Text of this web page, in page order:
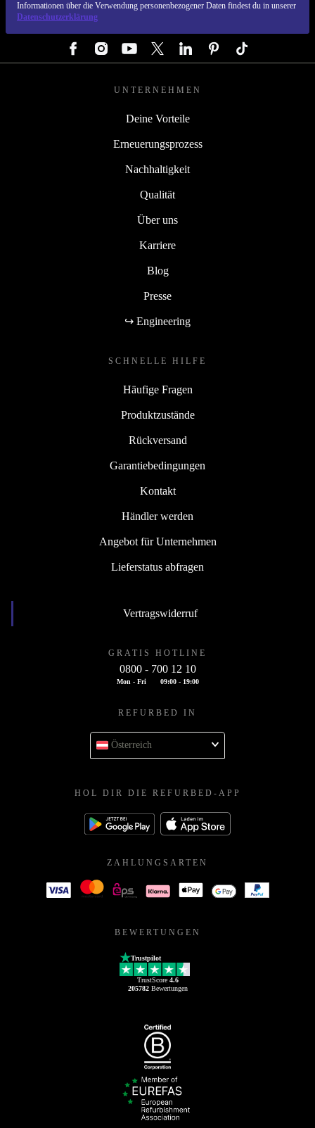
Informationen über die Verwendung personenbezogener Daten findest du in unserer
Datenschutzerklärung
UNTERNEHMEN
Deine Vorteile
Erneuerungsprozess
Nachhaltigkeit
Qualität
Über uns
Karriere
Blog
Presse
↪ Engineering
SCHNELLE HILFE
Häufige Fragen
Produktzustände
Rückversand
Garantiebedingungen
Kontakt
Händler werden
Angebot für Unternehmen
Lieferstatus abfragen
Vertragswiderruf
GRATIS HOTLINE
0800 - 700 12 10
Mon - Fri 09:00 - 19:00
REFURBED IN
Österreich
HOL DIR DIE REFURBED-APP
ZAHLUNGSARTEN
BEWERTUNGEN
Trustpilot
TrustScore 4.6
205782Bewertungen